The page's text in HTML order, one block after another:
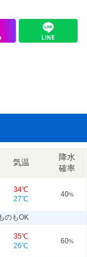
気温
降水
確率
34℃
27℃
40%
のもOK
35℃
26℃
60%